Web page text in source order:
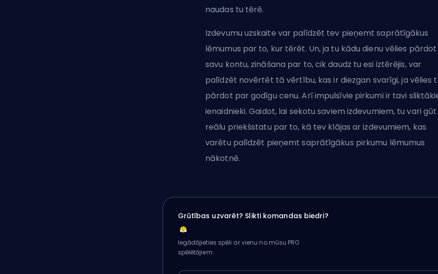
naudas tu tērē.
Izdevumu uzskaite var palīdzēt tev pieņemt saprātīgākus
lēmumus par to, kur tērēt. Un, ja tu kādu dienu vēlies pārdot
savu kontu, zināšana par to, cik daudz tu esi iztērējis, var
palīdzēt novērtēt tā vērtību, kas ir diezgan svarīgi, ja vēlies
pārdot par godīgu cenu. Arī impulsīvie pirkumi ir tavi
ienaidnieki. Gaidot, lai sekotu saviem izdevumiem, tu vari gūt
reālu priekšstatu par to, kā tev klājas ar izdevumiem, kas
varētu palīdzēt pieņemt saprātīgākus pirkumu lēmumus
nākotnē.
Grūtības uzvarēt? Slikti komandas biedri?
Iegādājieties spēli ar vienu no mūsu PRO
spēlētājiem.